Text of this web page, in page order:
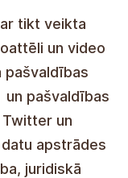
tikt veikta
un video
pašvaldības
un pašvaldības
un
apstrādes
juridiskā